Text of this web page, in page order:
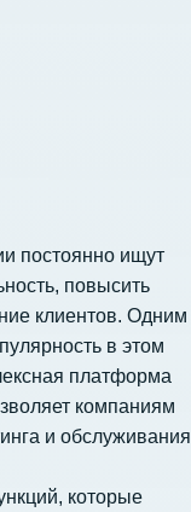
постоянно ищут
повысить
клиентов. Одним
в этом
платформа
компаниям
и обслуживания
которые